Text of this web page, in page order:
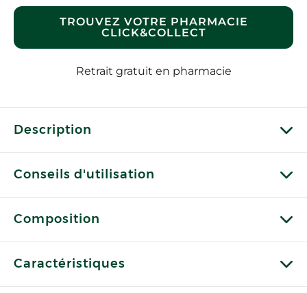
TROUVEZ VOTRE PHARMACIE
CLICK&COLLECT
Retrait gratuit en pharmacie
Description
Conseils d'utilisation
Composition
Caractéristiques